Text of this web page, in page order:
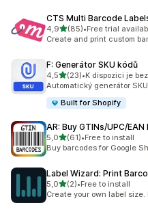
CTS Multi Barcode
4,9z 5 hvězd
(85)
Celkový počet recenzí: 85
•Free trial
Create and print custom
F: Generátor SKU kódů
4,5z 5 hvězd
(23)
Celkový počet recenzí: 23
•K dispozici je
Automatický generátor
Built for Shopify
AR: Buy GTINs/UPC/
5,0z 5 hvězd
(61)
Celkový počet recenzí: 61
•Free to install
Buy barcodes for Google
Label Wizard: Print
5,0z 5 hvězd
(2)
Celkový počet recenzí: 2
•Free to install
Create your own label size.